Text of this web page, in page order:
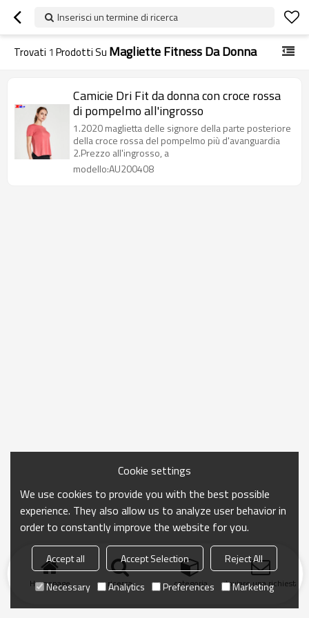
Inserisci un termine di ricerca
Trovati 1 Prodotti Su Magliette Fitness Da Donna
Camicie Dri Fit da donna con croce rossa
di pompelmo all'ingrosso
1.2020 maglietta delle signore della parte posteriore
della croce rossa del pompelmo più d'avanguardia
2.Prezzo all'ingrosso, a
modello:AU200408
Homepage ricerca categoria Inviare una richiesta
Cookie settings
We use cookies to provide you with the best possible
experience. They also allow us to analyze user behavior in
order to constantly improve the website for you.
Accept all Accept Selection
Reject All
Necessary
Analytics Preferences Marketing